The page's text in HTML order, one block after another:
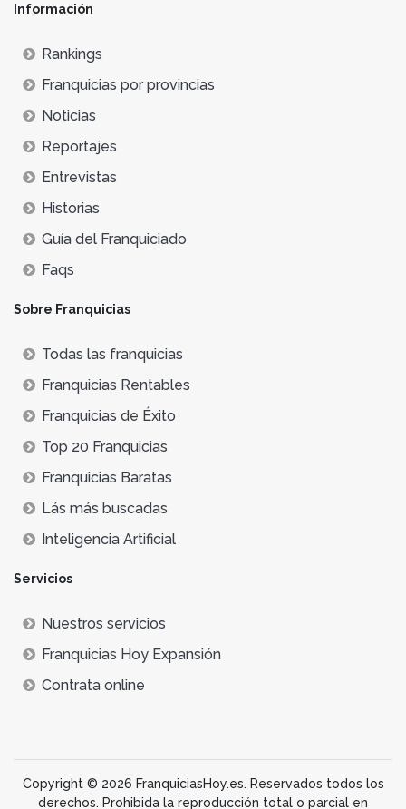
Información
Rankings
Franquicias por provincias
Noticias
Reportajes
Entrevistas
Historias
Guía del Franquiciado
Faqs
Sobre Franquicias
Todas las franquicias
Franquicias Rentables
Franquicias de Éxito
Top 20 Franquicias
Franquicias Baratas
Lás más buscadas
Inteligencia Artificial
Servicios
Nuestros servicios
Franquicias Hoy Expansión
Contrata online
Copyright © 2026 FranquiciasHoy.es. Reservados todos los
derechos. Prohibida la reproducción total o parcial en